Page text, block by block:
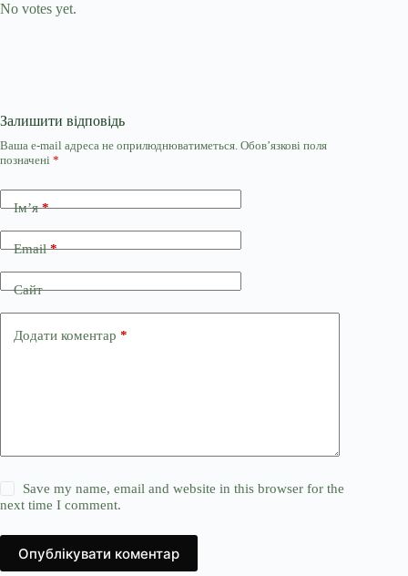
No votes yet.
Залишити відповідь
Ваша e-mail адреса не оприлюднюватиметься. Обов’язкові поля
позначені *
Ім’я*
Email*
Сайт
Додати коментар *
Save my name, email and website in this browser for the
next time I comment.
Опублікувати коментар